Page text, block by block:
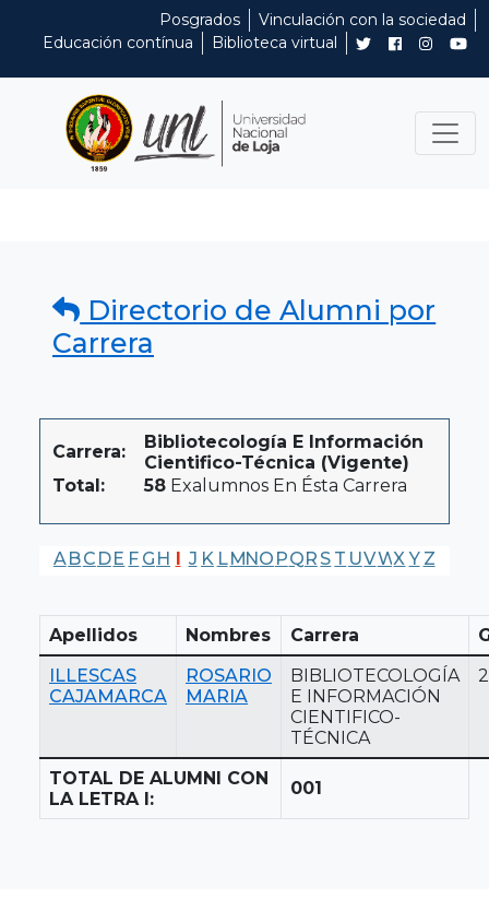
Posgrados
Vinculación con la sociedad
Educación contínua
Biblioteca virtual
Directorio de Alumni por
Carrera
Carrera:
Bibliotecología E Información
Cientifico-Técnica (Vigente)
Total:
58 Exalumnos En Ésta Carrera
A BC DE F G H I J K LMNO PQR S T UVWX Y Z
Apellidos Nombres Carrera
ILLESCAS
CAJAMARCA
ROSARIO
MARIA
BIBLIOTECOLOGÍA
E INFORMACIÓN
CIENTIFICO-
TÉCNICA
TOTAL DE ALUMNI CON
LA LETRA I:
001